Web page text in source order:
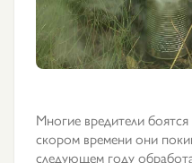
Многие вредители
скором времени они
следующем году